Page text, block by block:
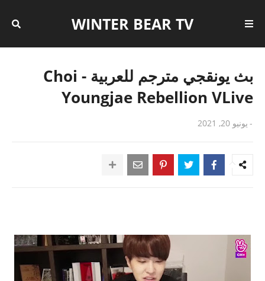
WINTER BEAR TV
بث يونقجي مترجم للعربية - Choi
Youngjae Rebellion VLive
- يونيو 20, 2021